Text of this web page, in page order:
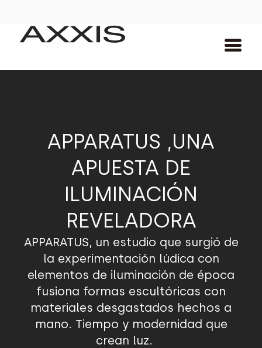
APPARATUS ,UNA
APUESTA DE
ILUMINACIÓN
REVELADORA
APPARATUS, un estudio que surgió de
la experimentación lúdica con
elementos de iluminación de época
fusiona formas escultóricas con
materiales desgastados hechos a
mano. Tiempo y modernidad que
crean luz.